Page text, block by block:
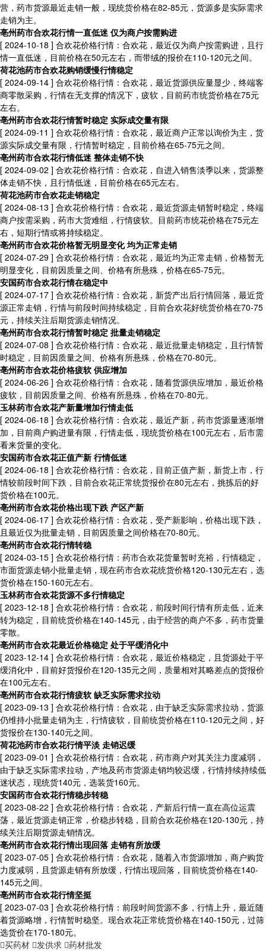
营，药市货源最近走销一般，现统货价格在82-85元，货源多是实际需求
走销为主。
亳州药市合欢花行情一直低迷 仅为商户按需购进
[ 2024-10-18 ] 合欢花价格行情：合欢花，最近仅为商户按需购进，且行
情一直低迷，目前价格在50元左右，而带绒的报价在110-120元之间。
荷花池药市合欢花购销缓慢行情稳定
[ 2024-09-14 ] 合欢花价格行情：合欢花，最近货源供应量显少，终端客
商零散采购，行情在无支撑的情况下，疲软，目前药市统货价格在75元
左右。
亳州药市合欢花行情暂时稳定 实际成交量有限
[ 2024-09-11 ] 合欢花价格行情：合欢花，最近商户正常以询价为主，货
源实际成交量有限，行情暂时稳定，目前价格在65-75元之间。
亳州药市合欢花行情低迷 整体走销不快
[ 2024-09-02 ] 合欢花价格行情：合欢花，自进入销售淡季以来，货源整
体走销不快，且行情低迷，目前价格在65元左右。
荷花池药市合欢花走销稳定
[ 2024-08-13 ] 合欢花价格行情：合欢花，最近货源走销暂时稳定，终端
商户按需采购，药市大货难组，行情疲软。目前药市统花价格在75元左
右，短期行情或将持续稳定。
亳州药市合欢花价格暂无明显变化 均为正常走销
[ 2024-07-29 ] 合欢花价格行情：合欢花，最近均为正常走销，价格暂无
明显变化，目前因质量之间、价格有所悬殊，价格在65-75元。
安国药市合欢花行情在稳定中
[ 2024-07-17 ] 合欢花价格行情：合欢花，新货产出后行情回落，最近货
源正常走销，行情与前段时间持续稳定，目前合欢花好统货价格在70-75
元，持续关注后期货源走销情况。
亳州药市合欢花行情暂时稳定 批量走销稳定
[ 2024-07-08 ] 合欢花价格行情：合欢花，最近批量走销稳定，且行情暂
时稳定，目前因质量之间、价格有所悬殊，价格在70-80元。
亳州药市合欢花价格疲软 供应增加
[ 2024-06-26 ] 合欢花价格行情：合欢花，随着货源供应增加，最近价格
疲软，目前因质量之间、价格有所悬殊，价格在70-80元。
玉林药市合欢花产新量增加行情走低
[ 2024-06-18 ] 合欢花价格行情：合欢花，最近产新，药市货源量逐渐增
加，目前商户购进量有限，行情走低，现统货价格在100元左右，后市需
看来货量的变化。
安国药市合欢花正值产新 行情低迷
[ 2024-06-18 ] 合欢花价格行情：合欢花，目前正值产新，新货上市，行
情较前段时间下跌，目前合欢花正常统货报价在80元左右，挑拣后的好
货价格在100元。
亳州药市合欢花价格出现下跌 产区产新
[ 2024-06-17 ] 合欢花价格行情：合欢花，受产新影响，价格出现下跌，
且最近仅为批量走销，目前因质量之间价格在70-80元。
亳州药市合欢花行情转稳
[ 2024-03-15 ] 合欢花价格行情：药市合欢花货量暂时充裕，行情稳定，
市面货源走销小批量走销，现在药市合欢花统货价格120-130元左右，选
货价格在150-160元左右。
玉林药市合欢花货源不多行情稳定
[ 2023-12-18 ] 合欢花价格行情：合欢花，前段时间行情有所走低，近来
转为稳定，目前统货价格在140-145元，由于经营的商户不多，药市货量
零散。
亳州药市合欢花最近价格稳定 处于平缓消化中
[ 2023-12-14 ] 合欢花价格行情：合欢花，最近价格稳定，且货源处于平
缓消化中，目前好货报价在120-135元之间，质量相对其略差点的货报价
在100元左右。
亳州药市合欢花行情疲软 缺乏实际需求拉动
[ 2023-09-13 ] 合欢花价格行情：合欢花，由于缺乏实际需求拉动，货源
仍维持小批量走销为主，行情疲软，目前统货价格在110-120元之间，好
货报价在130-140元之间。
荷花池药市合欢花行情平淡 走销迟缓
[ 2023-09-01 ] 合欢花价格行情：合欢花，药市商户对其关注力度减弱，
由于缺乏实际需求拉动，产地及药市货源走销均较迟缓，行情持续持续低
迷状态，现统货140元，选装货160元。
安国药市合欢花行情稳步转稳
[ 2023-08-22 ] 合欢花价格行情：合欢花，产新后行情一直在高位运震
荡，最近货源走销正常，价稳步转稳，目前合欢花价格在120-130元，持
续关注后期货源走销情况。
亳州药市合欢花行情出现回落 走销有所放缓
[ 2023-07-05 ] 合欢花价格行情：合欢花，随着入市货源增加，商户购货
力度减弱，且货源走销有所放缓，行情出现回落，目前统货价格在140-
145元之间。
亳州药市合欢花行情坚挺
[ 2023-07-03 ] 合欢花价格行情：前段时间货源不多，行情上升，最近随
着货源略增，行情暂时稳坚。现合欢花正常统货价格在140-150元，过筛
选货价在170-180元。
买药材 发供求 药材批发